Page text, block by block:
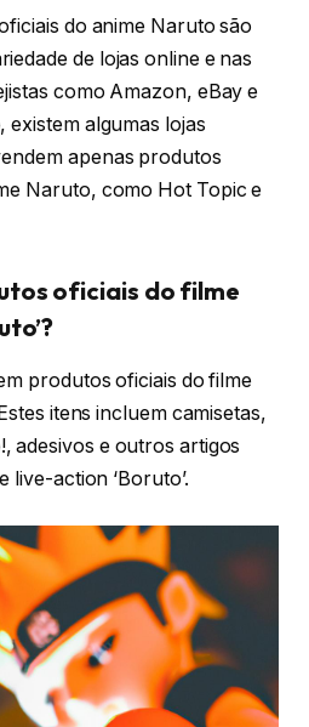
do anime Naruto são
de lojas online e nas
como Amazon, eBay e
existem algumas lojas
apenas produtos
Naruto, como Hot Topic e
oficiais do filme
produtos oficiais do filme
itens incluem camisetas,
adesivos e outros artigos
live-action ‘Boruto’.